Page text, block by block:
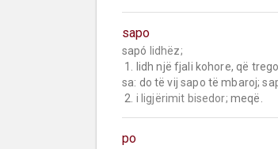
sapo
sapó lidhëz;
1. lidh një fjali kohore, që
sa: do të vij sapo të mbaroj;
2. i ligjërimit bisedor; meqë.
po